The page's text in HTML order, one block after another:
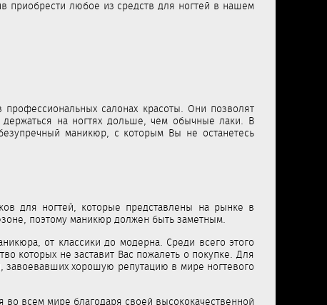
приобрести любое из средств для ногтей в нашем
салонах красоты. Они позволят
держаться на ногтях дольше, чем обычные лаки. В
маникюр, с которым Вы не останетесь
для ногтей, которые представлены на рынке в
поэтому маникюр должен быть заметным.
от классики до модерна. Среди всего этого
которых не заставит Вас пожалеть о покупке. Для
завоевавших хорошую репутацию в мире ногтевого
во всем мире благодаря своей высококачественной